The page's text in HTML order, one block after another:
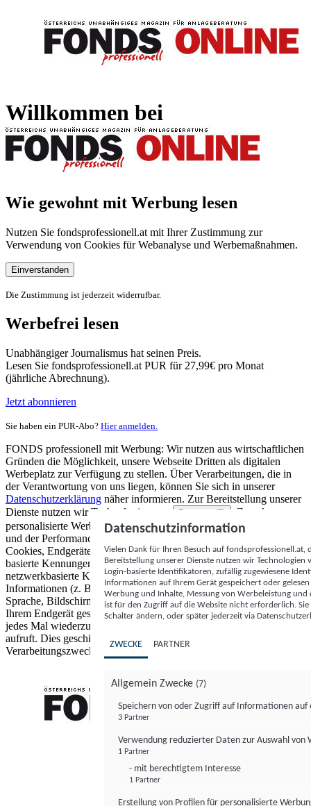
Willkommen bei
Wie gewohnt mit Werbung lesen
Nutzen Sie fondsprofessionell.at mit Ihrer Zustimmung zur
Verwendung von Cookies für Webanalyse und Werbemaßnahmen.
Einverstanden
Die Zustimmung ist jederzeit widerrufbar.
Werbefrei lesen
Unabhängiger Journalismus hat seinen Preis.
Lesen Sie fondsprofessionell.at PUR für 27,99€ pro Monat
(jährliche Abrechnung).
Jetzt abonnieren
Sie haben ein PUR-Abo? Hier anmelden.
FONDS professionell mit Werbung: Wir nutzen aus wirtschaftlichen
Gründen die Möglichkeit, unsere Webseite Dritten als digitalen
Werbeplatz zur Verfügung zu stellen. Über Verarbeitungen, die in
der Verantwortung von uns liegen, können Sie sich in unserer
Datenschutzerklärung näher informieren. Zur Bereitstellung unserer
Dienste nutzen wir Technologien von
Partnern (5)
. Zwecke:
personalisierte Werbung und Inhalte, Messung von Werbeleistung
und der Performance von Inhalten sowie Zielgruppenforschung.
Cookies, Endgeräte- oder ähnliche Online-Kennungen (z. B. login-
basierte Kennungen, zufällig generierte Kennungen,
netzwerkbasierte Kennungen) können zusammen mit anderen
Informationen (z. B. Browsertyp und Browserinformationen,
Sprache, Bildschirmgröße, unterstützte Technologien usw.) auf
Ihrem Endgerät gespeichert oder von dort ausgelesen werden, um es
jedes Mal wiederzuerkennen, wenn es eine App oder einer Webseite
aufruft. Dies geschieht für einen oder mehrere der hier aufgeführten
Verarbeitungszwecke.
Datenschutzinformation
Vielen Dank für Ihren Besuch auf
Bereitstellung unserer Dienste nutzen wir Technologien
Login-basierte Identifikatoren, zufällig zugewiesene
Informationen auf Ihrem Gerät gespeichert oder
Werbung und Inhalte, Messung von Werbeleistung
ist für den Zugriff auf die Website nicht erforderlich.
Schalter ändern, oder später jederzeit via
ZWECKE PARTNER
Allgemein Zwecke (7)
Speichern von oder Zugriff auf Informationen auf
3 Partner
Verwendung reduzierter Daten zur Auswahl von
1 Partner
- mit berechtigtem Interesse
1 Partner
Erstellung von Profilen für personalisierte
FONDS professionell